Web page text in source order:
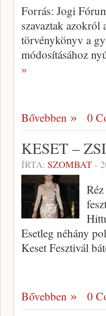
Forrás: Jogi
szavaztak
törvénykönyv a
módosításához
»
Bővebben 0
KESET –
ÍRTA: SZOMBAT-
Esetleg néhány
Keset Fesztivál
Bővebben 0